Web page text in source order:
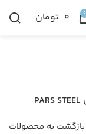
0 ۰ تومان
بازگشت به محصولات